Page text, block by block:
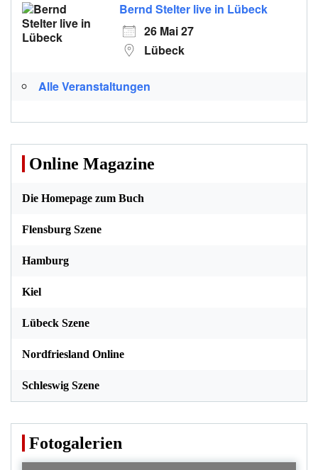
Bernd Stelter live in Lübeck
26 Mai 27
Lübeck
Alle Veranstaltungen
Online Magazine
Die Homepage zum Buch
Flensburg Szene
Hamburg
Kiel
Lübeck Szene
Nordfriesland Online
Schleswig Szene
Fotogalerien